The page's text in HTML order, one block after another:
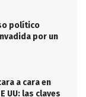
político
por un
a cara en
UU: las claves